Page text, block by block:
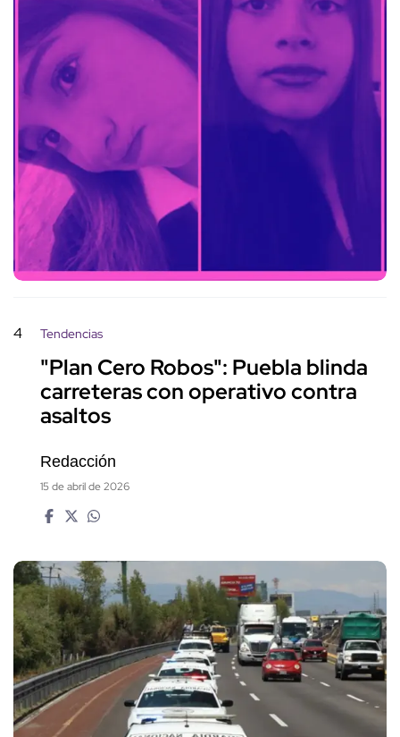
4 Tendencias
"Plan Cero Robos": Puebla blinda
carreteras con operativo contra
asaltos
Redacción
15 de abril de 2026